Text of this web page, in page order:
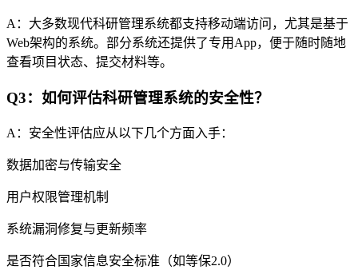
A：大多数现代科研管理系统都支持移动端访问，尤其是基于
Web架构的系统。部分系统还提供了专用App，便于随时随地
查看项目状态、提交材料等。
Q3：如何评估科研管理系统的安全性？
A：安全性评估应从以下几个方面入手：
数据加密与传输安全
用户权限管理机制
系统漏洞修复与更新频率
是否符合国家信息安全标准（如等保2.0）